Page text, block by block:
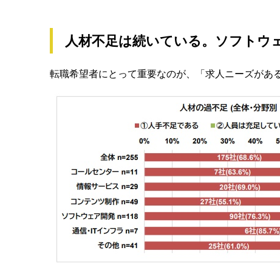
人材不足は続いている。ソフトウ
転職希望者にとって重要なのが、「求人ニーズがあ